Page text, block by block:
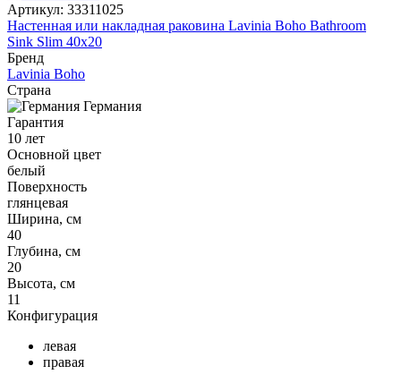
Артикул: 33311025
Настенная или накладная раковина Lavinia Boho Bathroom
Sink Slim 40x20
Бренд
Lavinia Boho
Страна
Германия
Гарантия
10 лет
Основной цвет
белый
Поверхность
глянцевая
Ширина, см
40
Глубина, см
20
Высота, см
11
Конфигурация
левая
правая